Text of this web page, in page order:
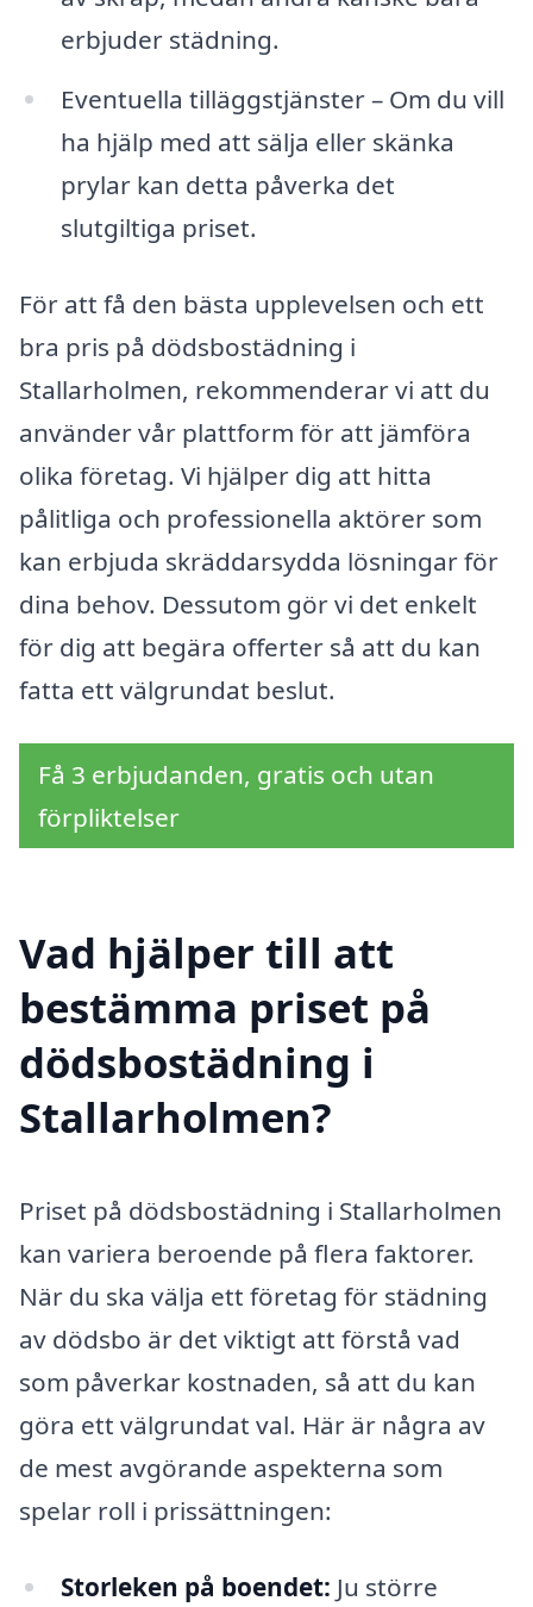
erbjuder städning.
Eventuella tilläggstjänster – Om du vill
ha hjälp med att sälja eller skänka
prylar kan detta påverka det
slutgiltiga priset.
För att få den bästa upplevelsen och ett
bra pris på dödsbostädning i
Stallarholmen, rekommenderar vi att du
använder vår plattform för att jämföra
olika företag. Vi hjälper dig att hitta
pålitliga och professionella aktörer som
kan erbjuda skräddarsydda lösningar för
dina behov. Dessutom gör vi det enkelt
för dig att begära offerter så att du kan
fatta ett välgrundat beslut.
Få 3 erbjudanden, gratis och utan
förpliktelser
Vad hjälper till att
bestämma priset på
dödsbostädning i
Stallarholmen?
Priset på dödsbostädning i Stallarholmen
kan variera beroende på flera faktorer.
När du ska välja ett företag för städning
av dödsbo är det viktigt att förstå vad
som påverkar kostnaden, så att du kan
göra ett välgrundat val. Här är några av
de mest avgörande aspekterna som
spelar roll i prissättningen:
Storleken på boendet: Ju större